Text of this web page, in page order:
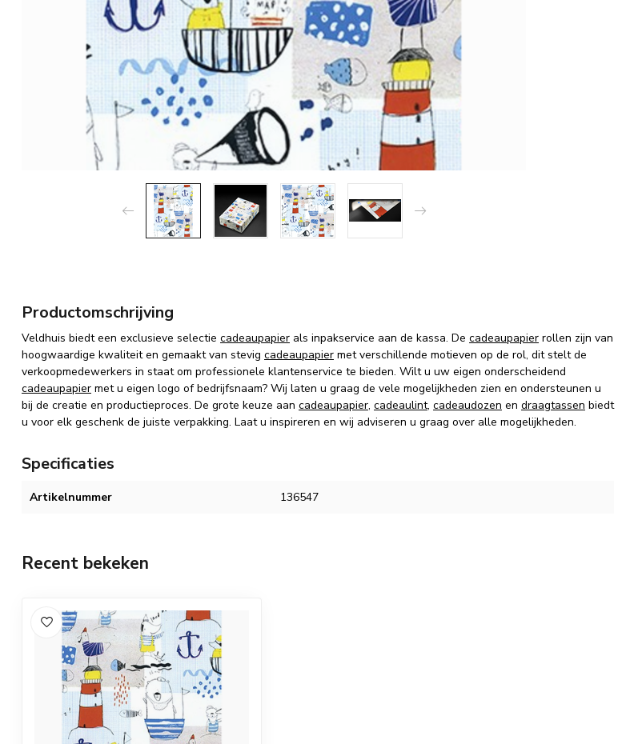
Productomschrijving
Veldhuis biedt een exclusieve selectie cadeaupapier als inpakservice aan de kassa. De cadeaupapier rollen zijn van
hoogwaardige kwaliteit en gemaakt van stevig cadeaupapier met verschillende motieven op de rol, dit stelt de
verkoopmedewerkers in staat om professionele klantenservice te bieden. Wilt u uw eigen onderscheidend
cadeaupapier met u eigen logo of bedrijfsnaam? Wij laten u graag de vele mogelijkheden zien en ondersteunen u
bij de creatie en productieproces. De grote keuze aan cadeaupapier, cadeaulint, cadeaudozen en draagtassen biedt
u voor elk geschenk de juiste verpakking. Laat u inspireren en wij adviseren u graag over alle mogelijkheden.
Specificaties
Artikelnummer 136547
Recent bekeken